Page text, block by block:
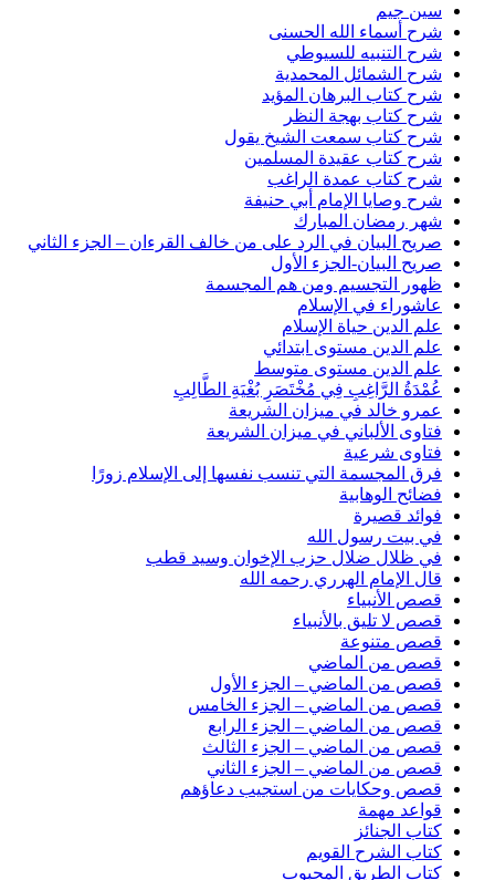
سين جيم
شرح أسماء الله الحسنى
شرح التنبيه للسيوطي
شرح الشمائل المحمدية
شرح كتاب البرهان المؤيد
شرح كتاب بهجة النظر
شرح كتاب سمعت الشيخ يقول
شرح كتاب عقيدة المسلمين
شرح كتاب عمدة الراغب
شرح وصايا الإمام أبي حنيفة
شهر رمضان المبارك
صريح البيان في الرد على من خالف القرءان – الجزء الثاني
صريح البيان-الجزء الأول
ظهور التجسيم ومن هم المجسمة
عاشوراء في الإسلام
علم الدين حياة الإسلام
علم الدين مستوى ابتدائي
علم الدين مستوى متوسط
عُمْدَةُ الرَّاغِبِ فِي مُخْتَصَرِ بُغْيَةِ الطَّالِبِ
عمرو خالد في ميزان الشريعة
فتاوى الألباني في ميزان الشريعة
فتاوى شرعية
فرق المجسمة التي تنسب نفسها إلى الإسلام زورًا
فضائح الوهابية
فوائد قصيرة
في بيت رسول الله
في ظلال ضلال حزب الإخوان وسيد قطب
قال الإمام الهرري رحمه الله
قصص الأنبياء
قصص لا تليق بالأنبياء
قصص متنوعة
قصص من الماضي
قصص من الماضي – الجزء الأول
قصص من الماضي – الجزء الخامس
قصص من الماضي – الجزء الرابع
قصص من الماضي – الجزء الثالث
قصص من الماضي – الجزء الثاني
قصص وحكايات من استجيب دعاؤهم
قواعد مهمة
كتاب الجنائز
كتاب الشرح القويم
كتاب الطريق المحبوب